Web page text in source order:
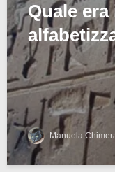
Quale
Manuela